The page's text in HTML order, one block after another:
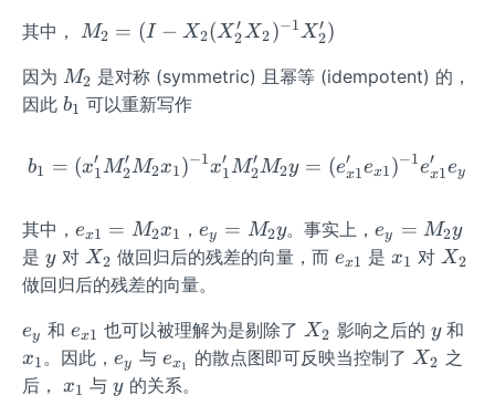
1
其中， M_
=
(I-
2
(X
2'X
_2)
^{-
X_
2')
M2 = (I − X2(X2
′X2)−1X2
′ )
因为 M
_
M2 是对称 (symmetric) 且幂等 (idempotent) 的，
因此 b
b1 可以重新写作
b_1 =
b1 = (x1
′ M2
′M2x1)−1x1
′ M2
′M2y = (ex1
′ ex1)−1ex1
′ ey
其中， e_
{x
1}
M
_2
x_
ex1 = M2x1 ， e
_
y
M
_
ey = M2y。事实上，e
_
M
_
ey = M2y
是 y
y对 X
_
X2 做回归后的残差的向量，而e_
ex1 是x
x1 对 X
X2
做回归后的残差的向量。
e
_
y
ey 和 e_
{x
1}
ex1 也可以被理解为是剔除了 X
_
X2 影响之后的 y
y和
x1 。因此， e
_
ey 与 e_
{x
ex1 的散点图即可反映当控制了 X
X2 之
后， x
x1 与 y
y的关系。